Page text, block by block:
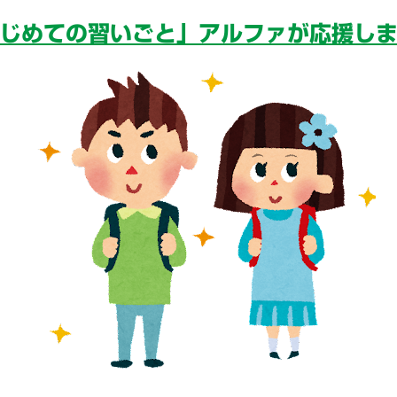
めての習いごと」アルファが応援し